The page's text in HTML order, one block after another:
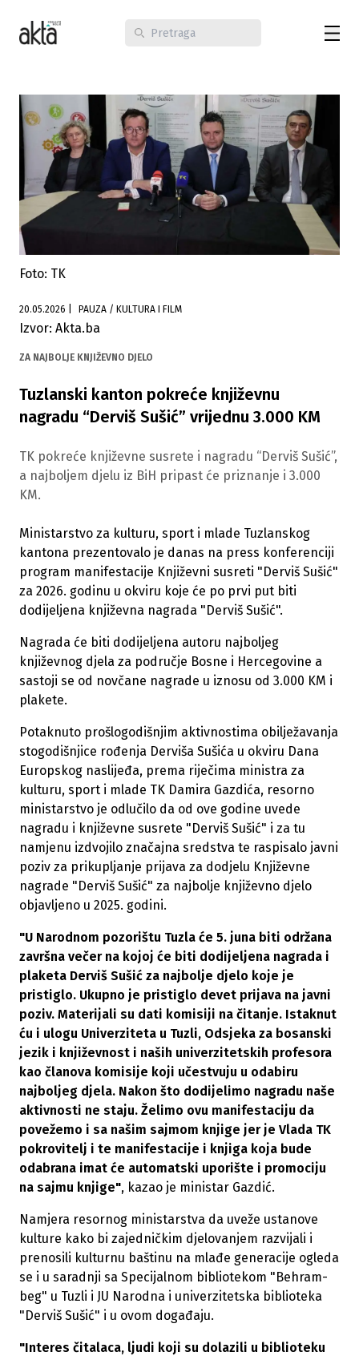
Foto: TK
20.05.2026 PAUZA / KULTURA I FILM
Izvor: Akta.ba
ZA NAJBOLJE KNJIŽEVNO DJELO
Tuzlanski kanton pokreće književnu
nagradu “Derviš Sušić” vrijednu 3.000 KM
TK pokreće književne susrete i nagradu “Derviš Sušić”,
a najboljem djelu iz BiH pripast će priznanje i 3.000
KM.
Ministarstvo za kulturu, sport i mlade Tuzlanskog
kantona prezentovalo je danas na press konferenciji
program manifestacije Književni susreti "Derviš Sušić"
za 2026. godinu u okviru koje će po prvi put biti
dodijeljena književna nagrada "Derviš Sušić".
Nagrada će biti dodijeljena autoru najboljeg
književnog djela za područje Bosne i Hercegovine a
sastoji se od novčane nagrade u iznosu od 3.000 KM i
plakete.
Potaknuto prošlogodišnjim aktivnostima obilježavanja
stogodišnjice rođenja Derviša Sušića u okviru Dana
Europskog naslijeđa, prema riječima ministra za
kulturu, sport i mlade TK Damira Gazdića, resorno
ministarstvo je odlučilo da od ove godine uvede
nagradu i književne susrete "Derviš Sušić" i za tu
namjenu izdvojilo značajna sredstva te raspisalo javni
poziv za prikupljanje prijava za dodjelu Književne
nagrade "Derviš Sušić" za najbolje književno djelo
objavljeno u 2025. godini.
"U Narodnom pozorištu Tuzla će 5. juna biti održana
završna večer na kojoj će biti dodijeljena nagrada i
plaketa Derviš Sušić za najbolje djelo koje je
pristiglo. Ukupno je pristiglo devet prijava na javni
poziv. Materijali su dati komisiji na čitanje. Istaknut
ću i ulogu Univerziteta u Tuzli, Odsjeka za bosanski
jezik i književnost i naših univerzitetskih profesora
kao članova komisije koji učestvuju u odabiru
najboljeg djela. Nakon što dodijelimo nagradu naše
aktivnosti ne staju. Želimo ovu manifestaciju da
povežemo i sa našim sajmom knjige jer je Vlada TK
pokrovitelj i te manifestacije i knjiga koja bude
odabrana imat će automatski uporište i promociju
na sajmu knjige", kazao je ministar Gazdić.
Namjera resornog ministarstva da uveže ustanove
kulture kako bi zajedničkim djelovanjem razvijali i
prenosili kulturnu baštinu na mlađe generacije ogleda
se i u saradnji sa Specijalnom bibliotekom "Behram-
beg" u Tuzli i JU Narodna i univerzitetska biblioteka
"Derviš Sušić" i u ovom događaju.
"Interes čitalaca, ljudi koji su dolazili u biblioteku